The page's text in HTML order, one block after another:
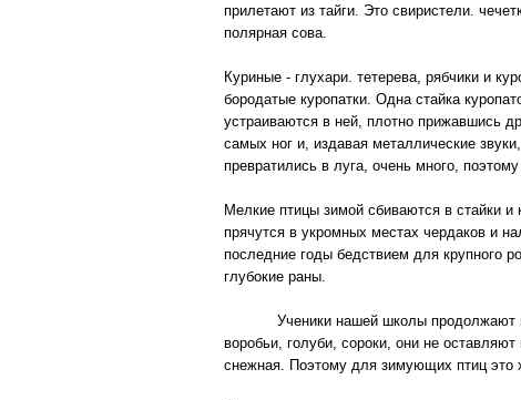
прилетают из тайги. Это свиристели.
полярная сова.
Куриные - глухари. тетерева, рябчики и
бородатые куропатки. Одна стайка
устраиваются в ней, плотно прижавшись
самых ног и, издавая металлические
превратились в луга, очень много,
Мелкие птицы зимой сбиваются в стайки
прячутся в укромных местах чердаков и
последние годы бедствием для крупного
глубокие раны.
Ученики нашей школы продолжают
воробьи, голуби, сороки, они не
снежная. Поэтому для зимующих птиц это